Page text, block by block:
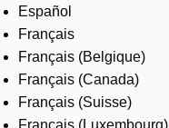
Español
Français
Français (Belgique)
Français (Canada)
Français (Suisse)
Français (Luxembourg)